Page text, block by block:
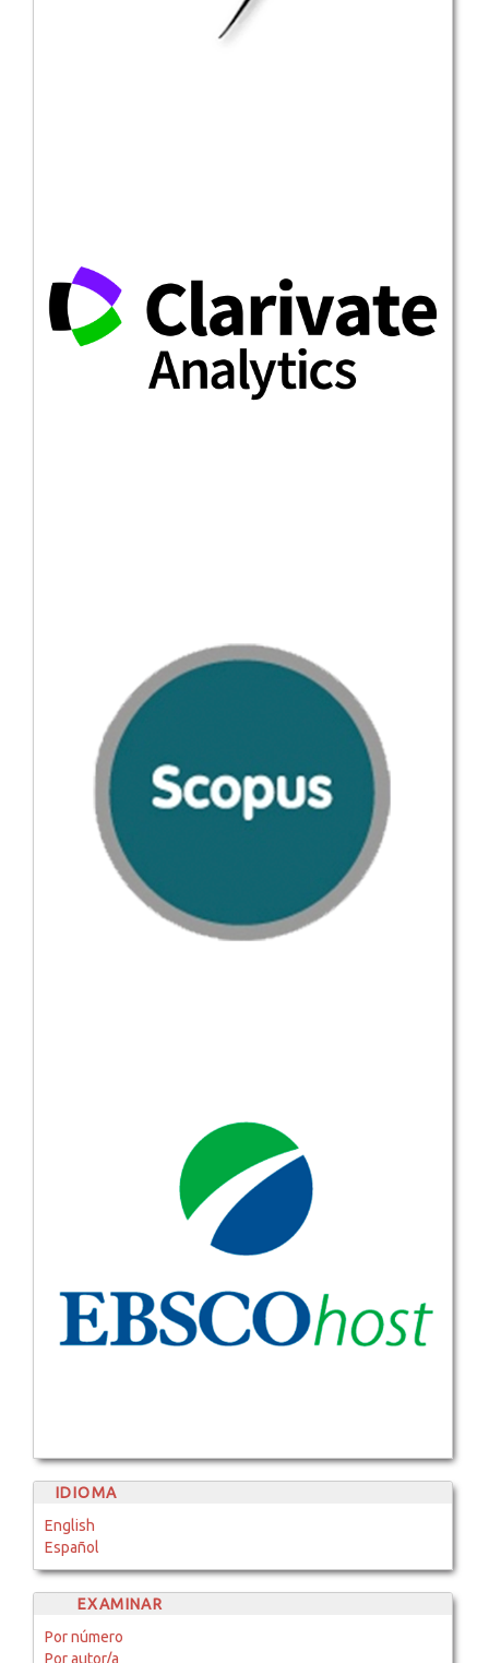
IDIOMA
English
Español
EXAMINAR
Por número
Por autor/a